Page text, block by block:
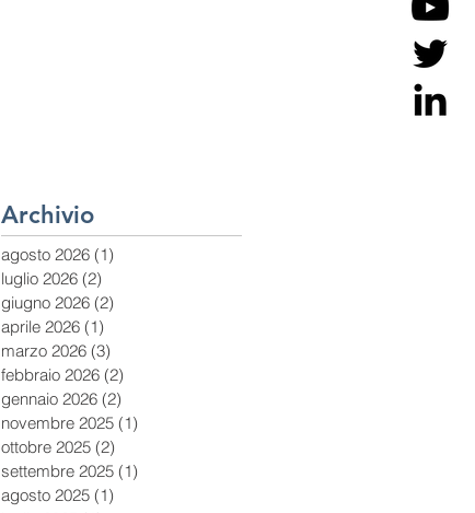
Archivio
agosto 2026 (1)
luglio 2026 (2)
giugno 2026 (2)
aprile 2026 (1)
marzo 2026 (3)
febbraio 2026 (2)
gennaio 2026 (2)
novembre 2025 (1)
ottobre 2025 (2)
settembre 2025 (1)
agosto 2025 (1)